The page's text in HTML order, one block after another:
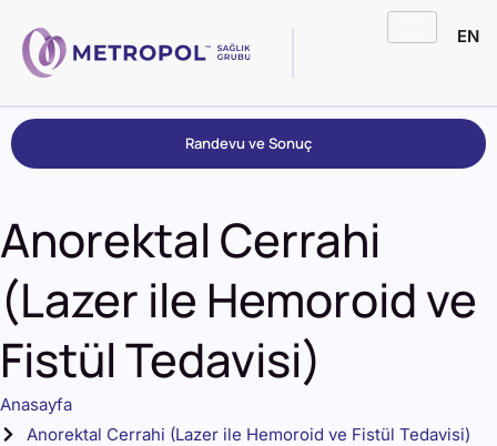
EN
Randevu ve Sonuç
Anorektal Cerrahi
(Lazer ile Hemoroid ve
Fistül Tedavisi)
Anasayfa
Anorektal Cerrahi (Lazer ile Hemoroid ve Fistül Tedavisi)